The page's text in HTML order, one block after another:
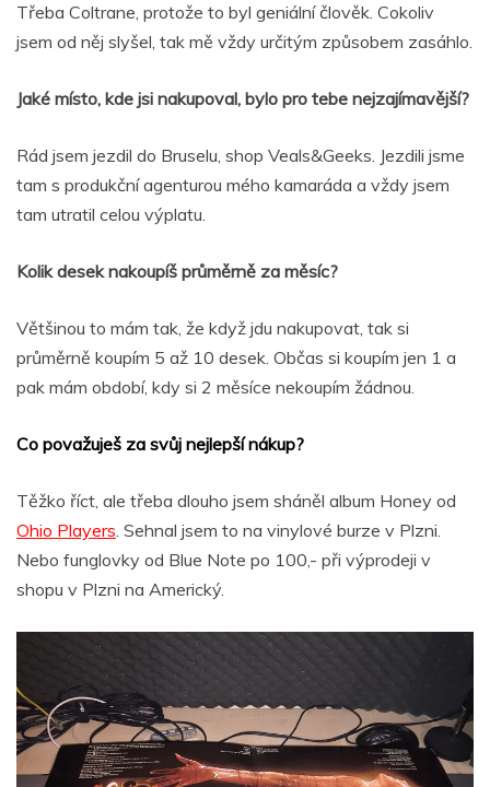
Třeba Coltrane, protože to byl geniální člověk. Cokoliv
jsem od něj slyšel, tak mě vždy určitým způsobem zasáhlo.
Jaké místo, kde jsi nakupoval, bylo pro tebe nejzajímavější?
Rád jsem jezdil do Bruselu, shop Veals&Geeks. Jezdili jsme
tam s produkční agenturou mého kamaráda a vždy jsem
tam utratil celou výplatu.
Kolik desek nakoupíš průměrně za měsíc?
Většinou to mám tak, že když jdu nakupovat, tak si
průměrně koupím 5 až 10 desek. Občas si koupím jen 1 a
pak mám období, kdy si 2 měsíce nekoupím žádnou.
Co považuješ za svůj nejlepší nákup?
Těžko říct, ale třeba dlouho jsem sháněl album Honey od
Ohio Players. Sehnal jsem to na vinylové burze v Plzni.
Nebo funglovky od Blue Note po 100,- při výprodeji v
shopu v Plzni na Americký.